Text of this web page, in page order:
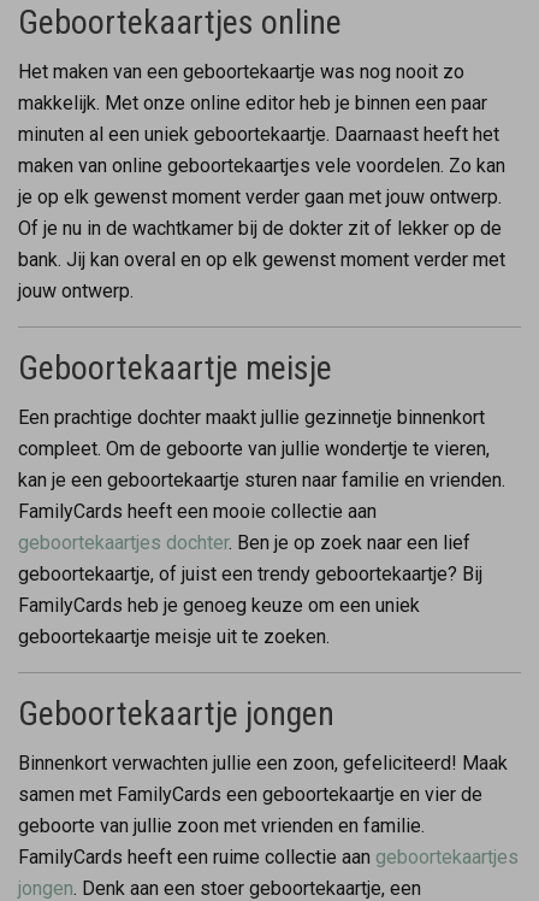
Geboortekaartjes online
Het maken van een geboortekaartje was nog nooit zo
makkelijk. Met onze online editor heb je binnen een paar
minuten al een uniek geboortekaartje. Daarnaast heeft het
maken van online geboortekaartjes vele voordelen. Zo kan
je op elk gewenst moment verder gaan met jouw ontwerp.
Of je nu in de wachtkamer bij de dokter zit of lekker op de
bank. Jij kan overal en op elk gewenst moment verder met
jouw ontwerp.
Geboortekaartje meisje
Een prachtige dochter maakt jullie gezinnetje binnenkort
compleet. Om de geboorte van jullie wondertje te vieren,
kan je een geboortekaartje sturen naar familie en vrienden.
FamilyCards heeft een mooie collectie aan
geboortekaartjes dochter. Ben je op zoek naar een lief
geboortekaartje, of juist een trendy geboortekaartje? Bij
FamilyCards heb je genoeg keuze om een uniek
geboortekaartje meisje uit te zoeken.
Geboortekaartje jongen
Binnenkort verwachten jullie een zoon, gefeliciteerd! Maak
samen met FamilyCards een geboortekaartje en vier de
geboorte van jullie zoon met vrienden en familie.
FamilyCards heeft een ruime collectie aan geboortekaartjes
jongen . Denk aan een stoer geboortekaartje, een